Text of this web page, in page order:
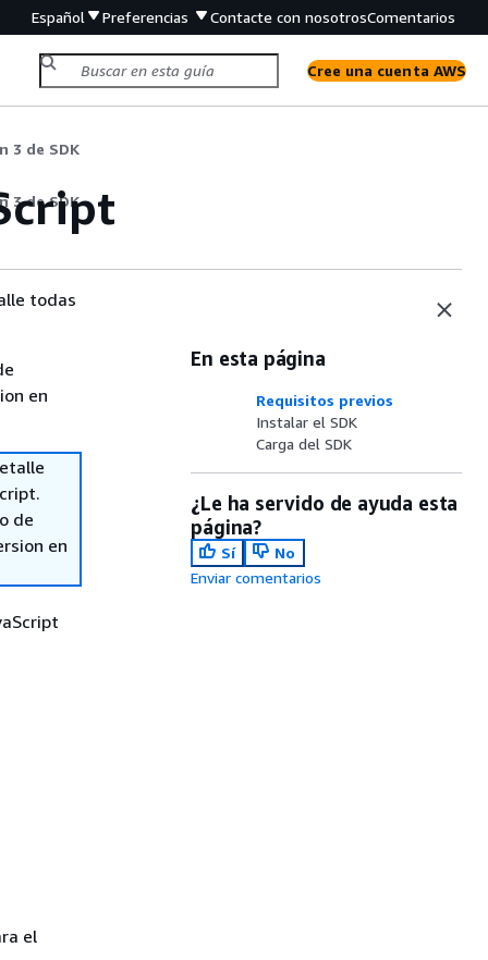
Español Preferencias Contacte con nosotrosComentarios
Cree una cuenta AWS
3 de SDK
3 de SDK
todas
en
de
en
el
En esta página
Requisitos previos
Instalar el SDK
Carga del SDK
¿Le ha servido de ayuda esta
página?
Sí
No
Enviar comentarios